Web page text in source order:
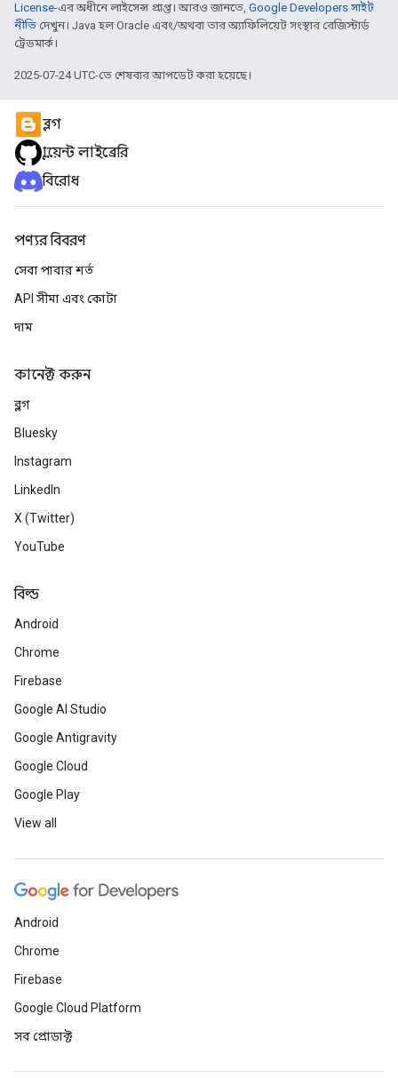
License-এর অধীনে লাইসেন্স প্রাপ্ত। আরও জানতে, Google Developers সাইট
নীতি দেখুন। Java হল Oracle এবং/অথবা তার অ্যাফিলিয়েট সংস্থার রেজিস্টার্ড
ট্রেডমার্ক।
2025-07-24 UTC-তে শেষবার আপডেট করা হয়েছে।
ব্লগ
ক্লায়েন্ট লাইব্রেরি
বিরোধ
পণ্যর বিবরণ
সেবা পাবার শর্ত
API সীমা এবং কোটা
দাম
কানেক্ট করুন
ব্লগ
Bluesky
Instagram
LinkedIn
X (Twitter)
YouTube
বিল্ড
Android
Chrome
Firebase
Google AI Studio
Google Antigravity
Google Cloud
Google Play
View all
Android
Chrome
Firebase
Google Cloud Platform
সব প্রোডাক্ট